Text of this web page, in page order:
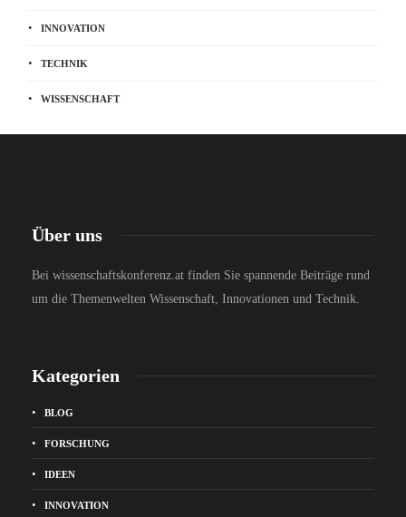
INNOVATION
TECHNIK
WISSENSCHAFT
Über uns
Bei wissenschaftskonferenz.at finden Sie spannende Beiträge rund
um die Themenwelten Wissenschaft, Innovationen und Technik.
Kategorien
BLOG
FORSCHUNG
IDEEN
INNOVATION